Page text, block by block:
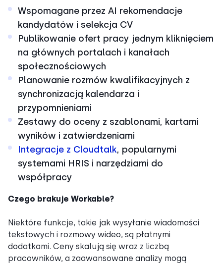
Wspomagane przez AI rekomendacje
kandydatów i selekcja CV
Publikowanie ofert pracy jednym kliknięciem
na głównych portalach i kanałach
społecznościowych
Planowanie rozmów kwalifikacyjnych z
synchronizacją kalendarza i
przypomnieniami
Zestawy do oceny z szablonami, kartami
wyników i zatwierdzeniami
Integracje z Cloudtalk, popularnymi
systemami HRIS i narzędziami do
współpracy
Czego brakuje Workable?
Niektóre funkcje, takie jak wysyłanie wiadomości
tekstowych i rozmowy wideo, są płatnymi
dodatkami. Ceny skalują się wraz z liczbą
pracowników, a zaawansowane analizy mogą